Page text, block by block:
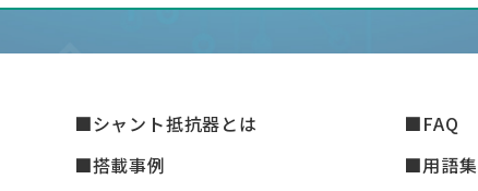
シャント抵抗器とは
搭載事例
FAQ
用語集